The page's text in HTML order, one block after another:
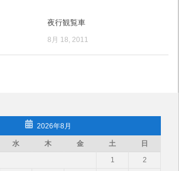
夜行観覧車
8月 18, 2011
2026年8月
水 木 金 土
日
1
2